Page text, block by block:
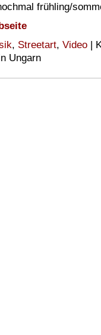
frühling/
, Streetart, Video |
Ungarn